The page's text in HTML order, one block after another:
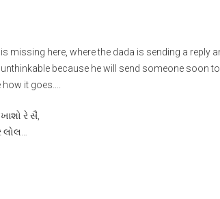
missing here, where the dada is sending a reply
because he will send someone soon to
it goes….
રે સૈ,